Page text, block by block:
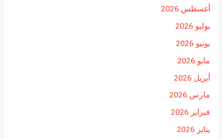
أغسطس 2026
يوليو 2026
يونيو 2026
مايو 2026
أبريل 2026
مارس 2026
فبراير 2026
يناير 2026